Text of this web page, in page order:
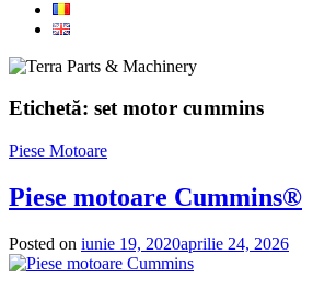
Etichetă: set motor cummins
Piese Motoare
Piese motoare Cummins®
Posted on iunie 19, 2020aprilie 24, 2026